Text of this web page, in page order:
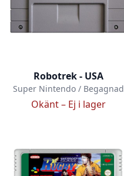
Robotrek - USA
Super Nintendo / Begagnad
Okänt – Ej i lager